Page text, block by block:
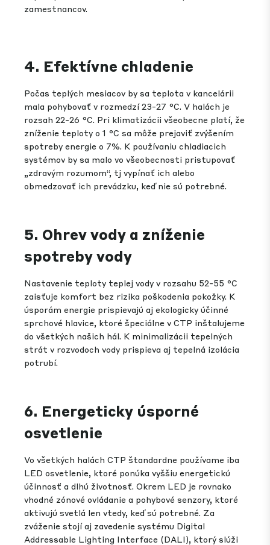
zamestnancov.
4. Efektívne chladenie
Počas teplých mesiacov by sa teplota v kancelárii
mala pohybovať v rozmedzí 23-27 °C. V halách je
rozsah 22-26 °C. Pri klimatizácii všeobecne platí, že
zníženie teploty o 1 °C sa môže prejaviť zvýšením
spotreby energie o 7%. K používaniu chladiacich
systémov by sa malo vo všeobecnosti pristupovať
„zdravým rozumom“, tj vypínať ich alebo
obmedzovať ich prevádzku, keď nie sú potrebné.
5. Ohrev vody a zníženie
spotreby vody
Nastavenie teploty teplej vody v rozsahu 52-55 °C
zaisťuje komfort bez rizika poškodenia pokožky. K
úsporám energie prispievajú aj ekologicky účinné
sprchové hlavice, ktoré špeciálne v CTP inštalujeme
do všetkých našich hál. K minimalizácii tepelných
strát v rozvodoch vody prispieva aj tepelná izolácia
potrubí.
6. Energeticky úsporné
osvetlenie
Vo všetkých halách CTP štandardne používame iba
LED osvetlenie, ktoré ponúka vyššiu energetickú
účinnosť a dlhú životnosť. Okrem LED je rovnako
vhodné zónové ovládanie a pohybové senzory, ktoré
aktivujú svetlá len vtedy, keď sú potrebné. Za
zváženie stojí aj zavedenie systému Digital
Addressable Lighting Interface (DALI), ktorý slúži